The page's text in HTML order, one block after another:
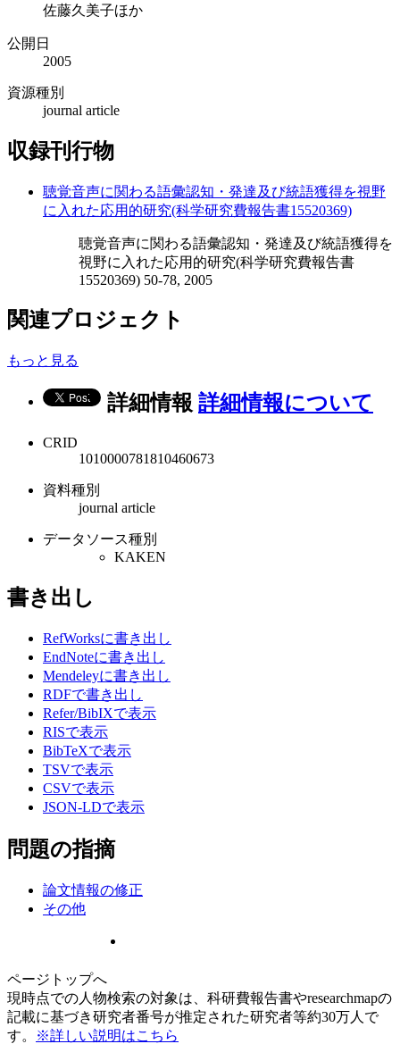
佐藤久美子ほか
公開日
2005
資源種別
journal article
収録刊行物
聴覚音声に関わる語彙認知・発達及び統語獲得を視野
に入れた応用的研究(科学研究費報告書15520369)
聴覚音声に関わる語彙認知・発達及び統語獲得を
視野に入れた応用的研究(科学研究費報告書
15520369) 50-78, 2005
関連プロジェクト
もっと見る
詳細情報 詳細情報について
CRID
1010000781810460673
資料種別
journal article
データソース種別
KAKEN
書き出し
RefWorksに書き出し
EndNoteに書き出し
Mendeleyに書き出し
RDFで書き出し
Refer/BibIXで表示
RISで表示
BibTeXで表示
TSVで表示
CSVで表示
JSON-LDで表示
問題の指摘
論文情報の修正
その他
ページトップへ
現時点での人物検索の対象は、科研費報告書やresearchmapの
記載に基づき研究者番号が推定された研究者等約30万人で
す。
※詳しい説明はこちら